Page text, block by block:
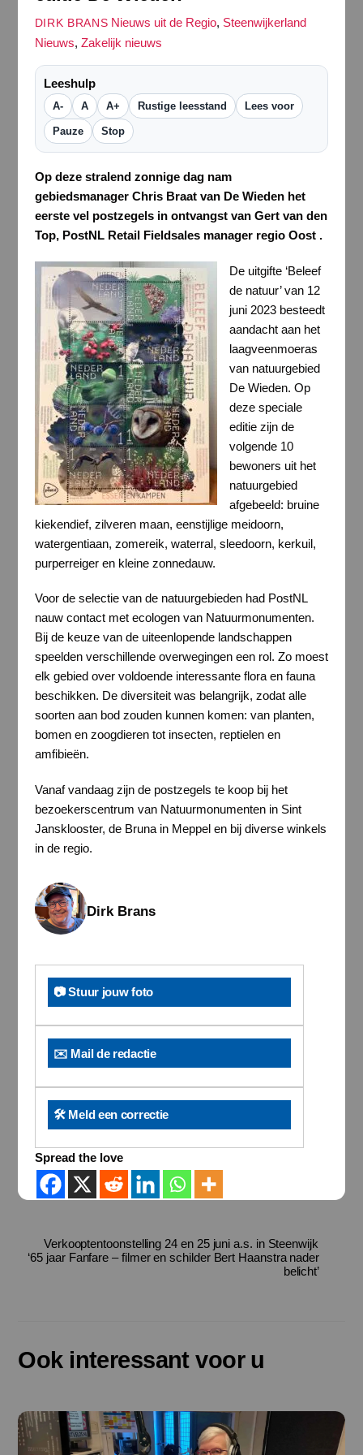
DIRK BRANS Nieuws uit de Regio, Steenwijkerland
Nieuws, Zakelijk nieuws
Leeshulp
A- A A+ Rustige leesstand Lees voor
Pauze Stop
Op deze stralend zonnige dag nam
gebiedsmanager Chris Braat van De Wieden het
eerste vel postzegels in ontvangst van Gert van den
Top, PostNL Retail Fieldsales manager regio Oost .
De uitgifte ‘Beleef
de natuur’ van 12
juni 2023 besteedt
aandacht aan het
laagveenmoeras
van natuurgebied
De Wieden. Op
deze speciale
editie zijn de
volgende 10
bewoners uit het
natuurgebied
afgebeeld: bruine
kiekendief, zilveren maan, eenstijlige meidoorn,
watergentiaan, zomereik, waterral, sleedoorn, kerkuil,
purperreiger en kleine zonnedauw.
Voor de selectie van de natuurgebieden had PostNL
nauw contact met ecologen van Natuurmonumenten.
Bij de keuze van de uiteenlopende landschappen
speelden verschillende overwegingen een rol. Zo moest
elk gebied over voldoende interessante flora en fauna
beschikken. De diversiteit was belangrijk, zodat alle
soorten aan bod zouden kunnen komen: van planten,
bomen en zoogdieren tot insecten, reptielen en
amfibieën.
Vanaf vandaag zijn de postzegels te koop bij het
bezoekerscentrum van Natuurmonumenten in Sint
Jansklooster, de Bruna in Meppel en bij diverse winkels
in de regio.
Dirk Brans
📷 Stuur jouw foto
✉️ Mail de redactie
🛠️ Meld een correctie
Spread the love
Verkooptentoonstelling 24 en 25 juni a.s. in Steenwijk
‘65 jaar Fanfare – filmer en schilder Bert Haanstra nader
belicht’
Ook interessant voor u